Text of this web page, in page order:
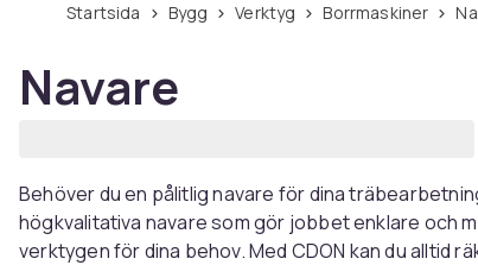
Startsida Bygg Verktyg Borrmaskiner
Navare
Behöver du en pålitlig navare för dina
högkvalitativa navare som gör jobbet enklare och
verktygen för dina behov. Med CDON kan du alltid